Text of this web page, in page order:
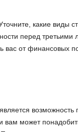
какие виды
перед
вас от финансовых
возможность
вам может